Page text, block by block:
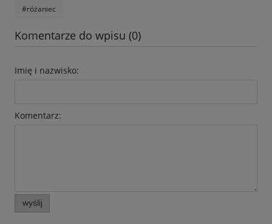
#różaniec
Komentarze do wpisu (0)
Imię i nazwisko:
Komentarz:
wyślij